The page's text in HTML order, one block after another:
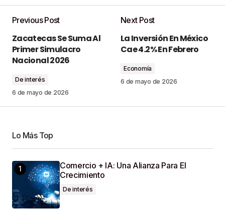
publicada. Los campos obligatorios están
marcados con*
Comment
Your E-Mail*
Guardar Mi Nombre, Correo Electrónico Y Sitio
Previous Post
Zacatecas Se Suma Al
Primer Simulacro
Nacional 2026
De interés
6 de mayo de 2026
Next Post
La Inversión En México
Cae 4.2% En Febrero
Economía
6 de mayo de 2026
Lo Más Top
Comercio + IA: Una Alianza Para El
Crecimiento
De interés